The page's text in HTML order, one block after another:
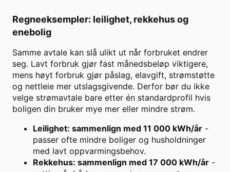
Regneeksempler: leilighet, rekkehus og
enebolig
Samme avtale kan slå ulikt ut når forbruket endrer
seg. Lavt forbruk gjør fast månedsbeløp viktigere,
mens høyt forbruk gjør påslag, elavgift, strømstøtte
og nettleie mer utslagsgivende. Derfor bør du ikke
velge strømavtale bare etter én standardprofil hvis
boligen din bruker mye mer eller mindre strøm.
Leilighet: sammenlign med 11 000 kWh/år -
passer ofte mindre boliger og husholdninger
med lavt oppvarmingsbehov.
Rekkehus: sammenlign med 17 000 kWh/år -